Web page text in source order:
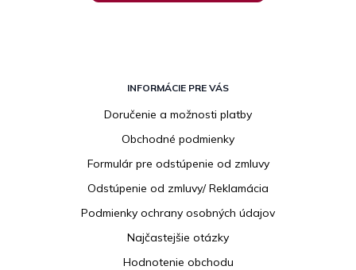
INFORMÁCIE PRE VÁS
Doručenie a možnosti platby
Obchodné podmienky
Formulár pre odstúpenie od zmluvy
Odstúpenie od zmluvy/ Reklamácia
Podmienky ochrany osobných údajov
Najčastejšie otázky
Hodnotenie obchodu